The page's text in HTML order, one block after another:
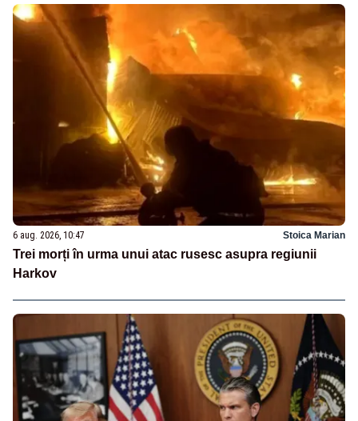
6 aug. 2026, 10:47 Stoica Marian
Trei morți în urma unui atac rusesc asupra regiunii
Harkov